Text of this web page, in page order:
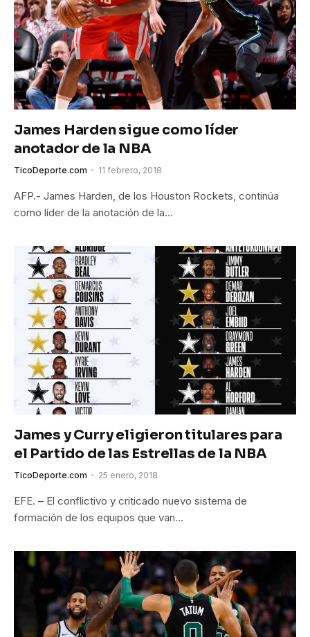
James Harden sigue como líder
anotador de la NBA
TicoDeporte.com 11 febrero, 2018
AFP.- James Harden, de los Houston Rockets, continúa
como líder de la anotación de la…
James y Curry eligieron titulares para
el Partido de las Estrellas de la NBA
TicoDeporte.com 25 enero, 2018
EFE. – El conflictivo y criticado nuevo sistema de
formación de los equipos que van…